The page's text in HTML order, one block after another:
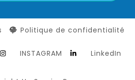
Politique de confidentialité
INSTAGRAM LinkedIn